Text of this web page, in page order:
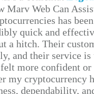
Marv Web Can
has
quick and
a hitch. Their
and their service
more confident
my cryptocurrency
dependability,